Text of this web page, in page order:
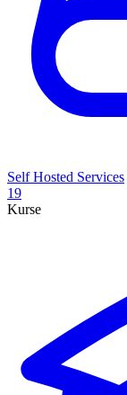
Self Hosted Services
19
Kurse